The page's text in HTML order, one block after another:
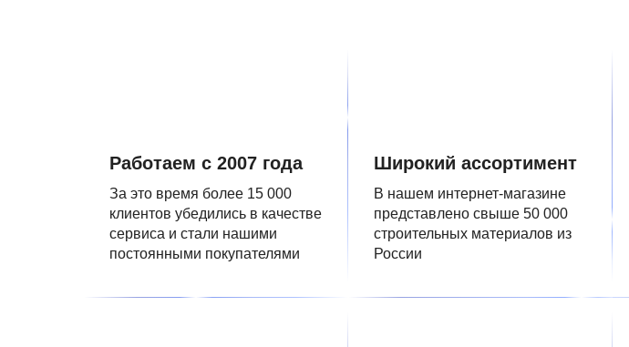
Работаем с 2007 года
За это время более 15 000
клиентов убедились в качестве
сервиса и стали нашими
постоянными покупателями
Широкий ассортимент
В нашем интернет-магазине
представлено свыше 50 000
строительных материалов из
России